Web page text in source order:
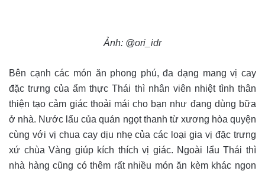
Ảnh: @ori_idr
Bên cạnh các món ăn phong phú, đa dạng mang vị cay
đặc trưng của ẩm thực Thái thì nhân viên nhiệt tình thân
thiện tạo cảm giác thoải mái cho bạn như đang dùng bữa
ở nhà. Nước lẩu của quán ngọt thanh từ xương hòa quyện
cùng với vị chua cay dịu nhẹ của các loại gia vị đặc trưng
xứ chùa Vàng giúp kích thích vị giác. Ngoài lẩu Thái thì
nhà hàng cũng có thêm rất nhiều món ăn kèm khác ngon